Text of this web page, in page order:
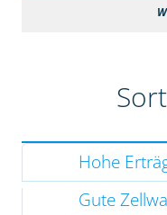
Hohe
Gute